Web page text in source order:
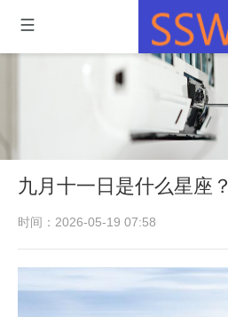
九月十一日是什么星座？
时间：2026-05-19 07:58